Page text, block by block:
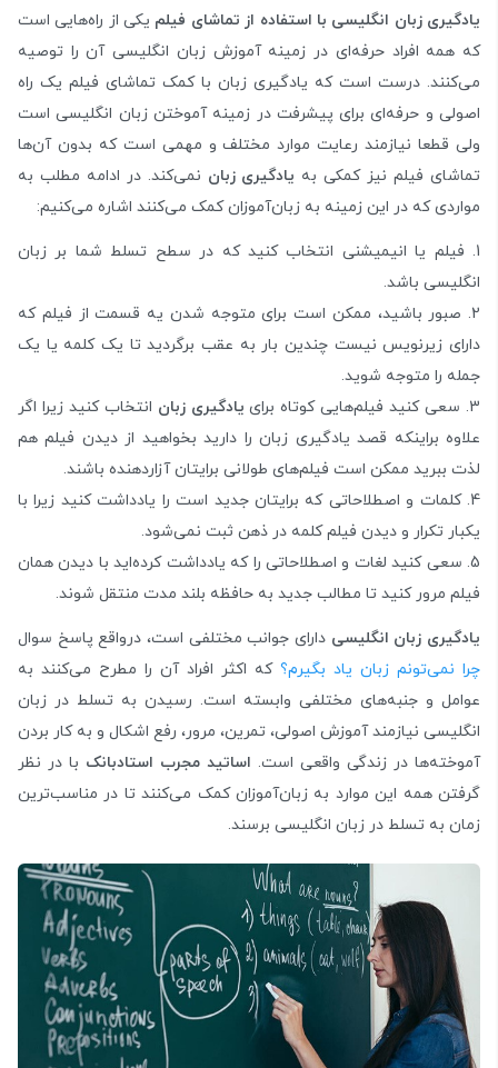
یادگیری زبان انگلیسی با استفاده از تماشای فیلم یکی از راه‌هایی است
که همه افراد حرفه‌ای در زمینه آموزش زبان انگلیسی آن را توصیه
می‌کنند. درست است که یادگیری زبان با کمک تماشای فیلم یک راه
اصولی و حرفه‌ای برای پیشرفت در زمینه آموختن زبان انگلیسی است
ولی قطعا نیازمند رعایت موارد مختلف و مهمی است که بدون آن‌ها
تماشای فیلم نیز کمکی به یادگیری زبان نمی‌کند. در ادامه مطلب به
مواردی که در این زمینه به زبان‌آموزان کمک می‌کنند اشاره می‌کنیم:
فیلم یا انیمیشنی انتخاب کنید که در سطح تسلط شما بر زبان
انگلیسی باشد.
صبور باشید، ممکن است برای متوجه شدن یه قسمت از فیلم که
دارای زیرنویس نیست چندین بار به عقب برگردید تا یک کلمه یا یک
جمله را متوجه شوید.
سعی کنید فیلم‌هایی کوتاه برای یادگیری زبان انتخاب کنید زیرا اگر
علاوه براینکه قصد یادگیری زبان را دارید بخواهید از دیدن فیلم هم
لذت ببرید ممکن است فیلم‌های طولانی برایتان آزاردهنده باشند.
کلمات و اصطلاحاتی که برایتان جدید است را یادداشت کنید زیرا با
یکبار تکرار و دیدن فیلم کلمه در ذهن ثبت نمی‌شود.
سعی کنید لغات و اصطلاحاتی را که یادداشت کرده‌اید با دیدن همان
فیلم مرور کنید تا مطالب جدید به حافظه بلند مدت منتقل شوند.
یادگیری زبان انگلیسی دارای جوانب مختلفی است، درواقع پاسخ سوال
چرا نمی‌تونم زبان یاد بگیرم؟ که اکثر افراد آن را مطرح می‌کنند به
عوامل و جنبه‌های مختلفی وابسته است. رسیدن به تسلط در زبان
انگلیسی نیازمند آموزش اصولی، تمرین، مرور، رفع اشکال و به کار بردن
آموخته‌ها در زندگی واقعی است. اساتید مجرب استادبانک با در نظر
گرفتن همه این موارد به زبان‌آموزان کمک می‌کنند تا در مناسب‌ترین
زمان به تسلط در زبان انگلیسی برسند.